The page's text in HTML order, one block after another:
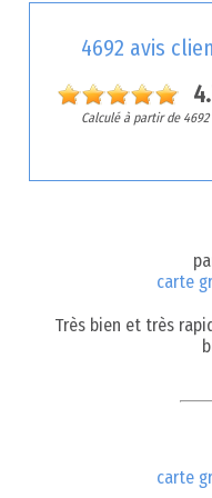
4692 avis
Calculé à partir de 4692
carte
Très bien et très
carte